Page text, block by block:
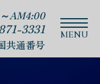
AM4:00
3331
共通番号